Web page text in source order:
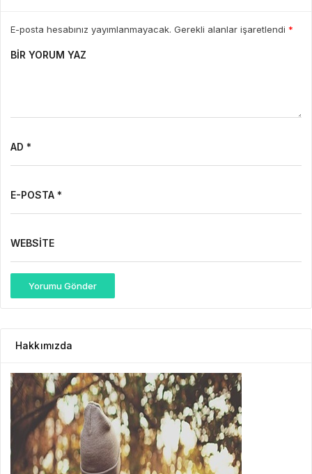
E-posta hesabınız yayımlanmayacak. Gerekli alanlar işaretlendi *
BIR YORUM YAZ
AD *
E-POSTA *
WEBSITE
Yorumu Gönder
Hakkımızda